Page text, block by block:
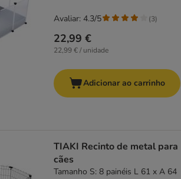
22,99 €
22,99 € / unidade
Avaliar: 4.3/5 (3)
Adicionar ao carrinho
TIAKI Recinto de metal para
cães
Tamanho S: 8 painéis L 61 x A 64